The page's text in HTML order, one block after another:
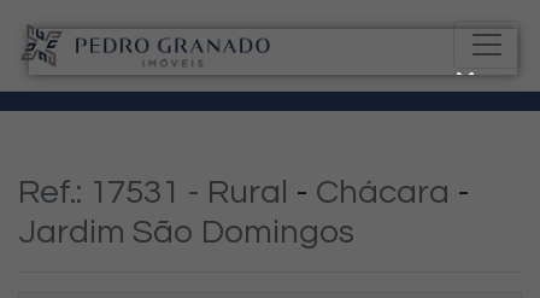
Ref.: 17531 - Rural - Chácara -
Jardim São Domingos